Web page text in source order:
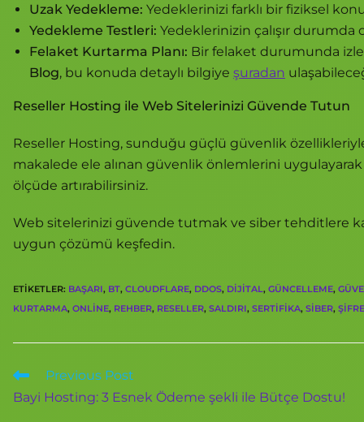
Uzak Yedekleme: Yedeklerinizi farklı bir fiziksel
Yedekleme Testleri: Yedeklerinizin çalışır
Felaket Kurtarma Planı: Bir felaket durumunda
Blog, bu konuda detaylı bilgiye şuradan
Reseller Hosting ile Web Sitelerinizi Güvende Tutun
Reseller Hosting, sunduğu güçlü güvenlik
makalede ele alınan güvenlik önlemlerini
ölçüde artırabilirsiniz.
Web sitelerinizi güvende tutmak ve siber tehditlere
uygun çözümü keşfedin.
ETIKETLER: BAŞARI, BT, CLOUDFLARE, DDOS, DIJITAL, GÜNCELLEME,
KURTARMA, ONLINE, REHBER, RESELLER, SALDIRI, SERTIFIKA, SIBER, ŞIFRE
Previous Post
Bayi Hosting: 3 Esnek Ödeme şekli ile Bütçe Dostu!